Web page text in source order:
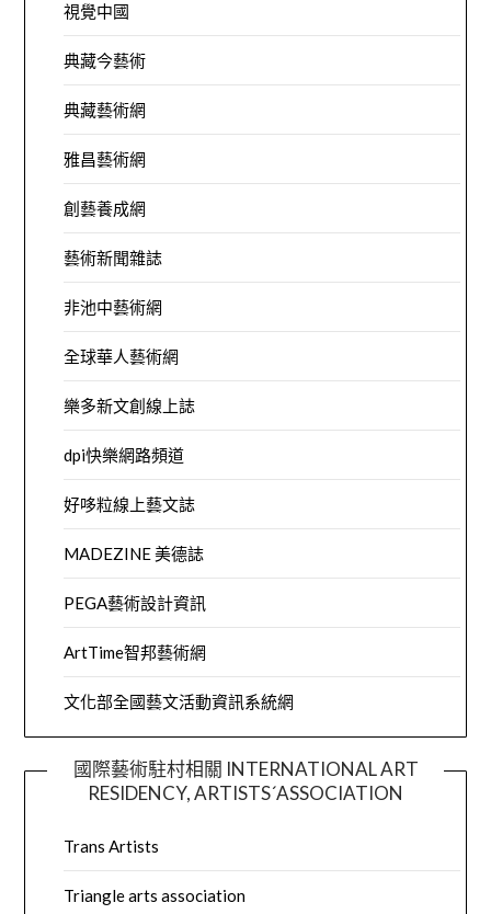
視覺中國
典藏今藝術
典藏藝術網
雅昌藝術網
創藝養成網
藝術新聞雜誌
非池中藝術網
全球華人藝術網
樂多新文創線上誌
dpi快樂網路頻道
好哆粒線上藝文誌
MADEZINE 美德誌
PEGA藝術設計資訊
ArtTime智邦藝術網
文化部全國藝文活動資訊系統網
國際藝術駐村相關 INTERNATIONAL ART
RESIDENCY, ARTISTS´ASSOCIATION
Trans Artists
Triangle arts association